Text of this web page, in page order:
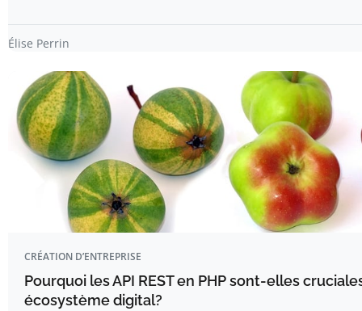
Élise Perrin
CRÉATION D’ENTREPRISE
Pourquoi les API REST en PHP sont-elles
écosystème digital?